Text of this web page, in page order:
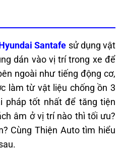
Santafe sử dụng vật
dán vào vị trí trong xe để
ngoài như tiếng động cơ,
làm từ vật liệu chống ồn 3
pháp tốt nhất để tăng tiện
âm ở vị trí nào thì tối ưu?
Cùng Thiện Auto tìm hiểu